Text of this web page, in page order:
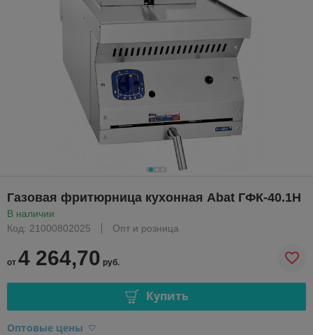
Газовая фритюрница кухонная Abat ГФК-40.1Н
В наличии
Код: 21000802025
Опт и розница
от 4 264,70 руб.
Купить
Оптовые цены